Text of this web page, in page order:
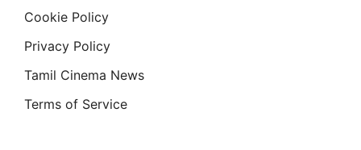
Cookie Policy
Privacy Policy
Tamil Cinema News
Terms of Service